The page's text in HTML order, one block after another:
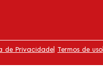
de Privacidade Termos de uso